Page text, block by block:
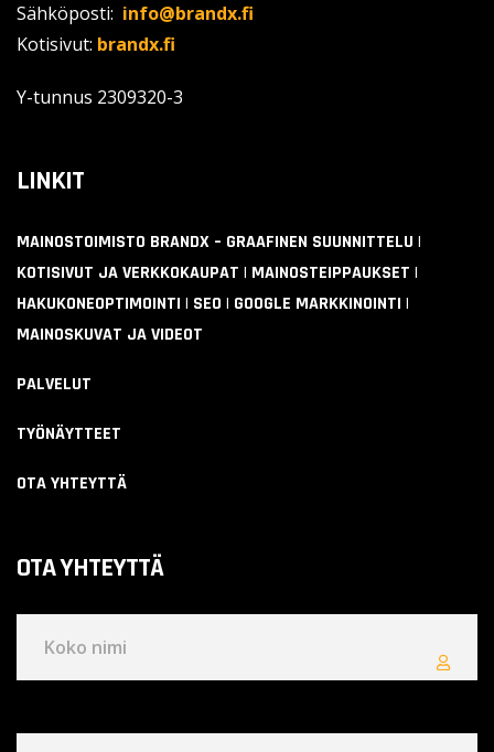
Sähköposti: info@brandx.fi
Kotisivut: brandx.fi
Y-tunnus 2309320-3
LINKIT
MAINOSTOIMISTO BRANDX – GRAAFINEN SUUNNITTELU |
KOTISIVUT JA VERKKOKAUPAT | MAINOSTEIPPAUKSET |
HAKUKONEOPTIMOINTI | SEO | GOOGLE MARKKINOINTI |
MAINOSKUVAT JA VIDEOT
PALVELUT
TYÖNÄYTTEET
OTA YHTEYTTÄ
OTA YHTEYTTÄ